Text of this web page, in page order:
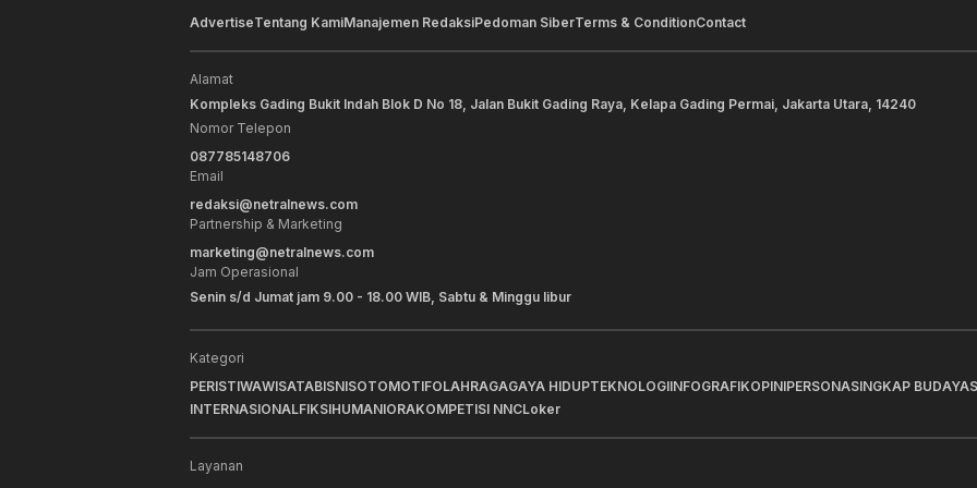
AdvertiseTentang KamiManajemen RedaksiPedoman SiberTerms & ConditionContact
Alamat
Kompleks Gading Bukit Indah Blok D No 18, Jalan Bukit Gading Raya, Kelapa Gading Permai, Jakarta Utara, 14240
Nomor Telepon
087785148706
Email
redaksi@netralnews.com
Partnership & Marketing
marketing@netralnews.com
Jam Operasional
Senin s/d Jumat jam 9.00 - 18.00 WIB, Sabtu & Minggu libur
Kategori
PERISTIWAWISATABISNISOTOMOTIFOLAHRAGAGAYA HIDUPTEKNOLOGIINFOGRAFIKOPINIPERSONASINGKAP BUDAYA
INTERNASIONALFIKSIHUMANIORAKOMPETISI NNCLoker
Layanan